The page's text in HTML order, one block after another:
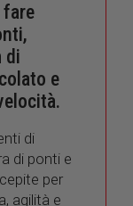
fare
di
e
di
di ponti e
per
agilità e